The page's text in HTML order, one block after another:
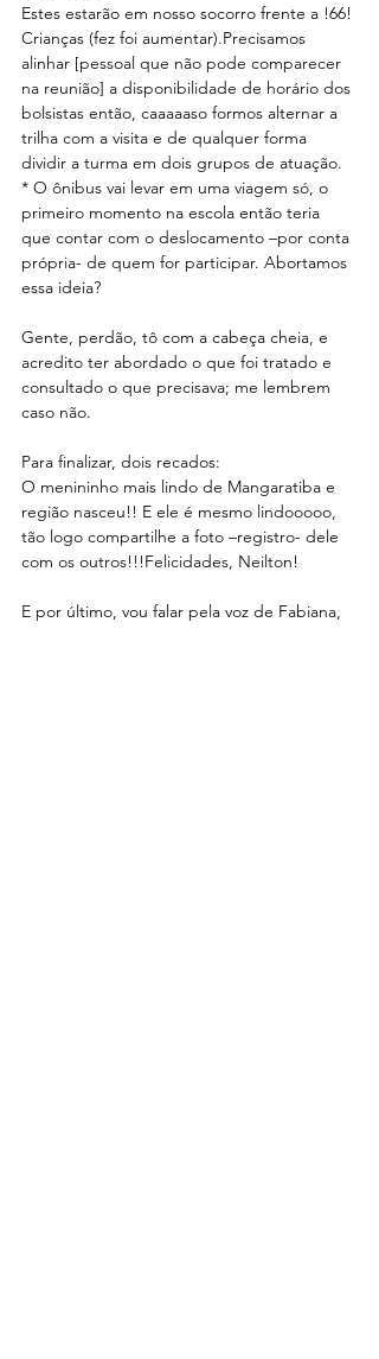
Estes estarão em nosso socorro frente a !66!
Crianças (fez foi aumentar).Precisamos
alinhar [pessoal que não pode comparecer
na reunião] a disponibilidade de horário dos
bolsistas então, caaaaaso formos alternar a
trilha com a visita e de qualquer forma
dividir a turma em dois grupos de atuação.
* O ônibus vai levar em uma viagem só, o
primeiro momento na escola então teria
que contar com o deslocamento –por conta
própria- de quem for participar. Abortamos
essa ideia?
Gente, perdão, tô com a cabeça cheia, e
acredito ter abordado o que foi tratado e
consultado o que precisava; me lembrem
caso não.
Para finalizar, dois recados:
O menininho mais lindo de Mangaratiba e
região nasceu!! E ele é mesmo lindooooo,
tão logo compartilhe a foto –registro- dele
com os outros!!!Felicidades, Neilton!
E por último, vou falar pela voz de Fabiana,